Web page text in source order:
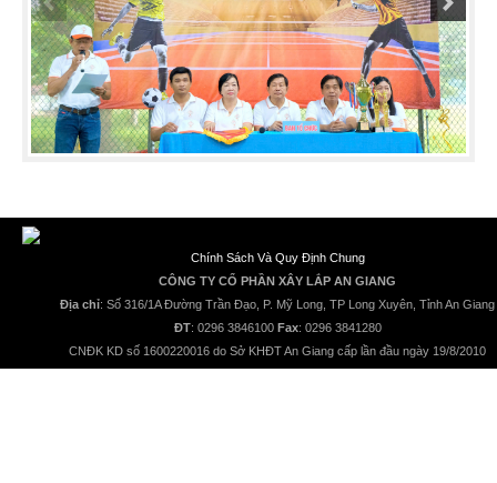
Chính Sách Và Quy Định Chung
CÔNG TY CỔ PHẦN XÂY LẮP AN GIANG
Địa chỉ: Số 316/1A Đường Trần Đạo, P. Mỹ Long, TP Long Xuyên, Tỉnh An Giang
ĐT: 0296 3846100 Fax: 0296 3841280
CNĐK KD số 1600220016 do Sở KHĐT An Giang cấp lần đầu ngày 19/8/2010